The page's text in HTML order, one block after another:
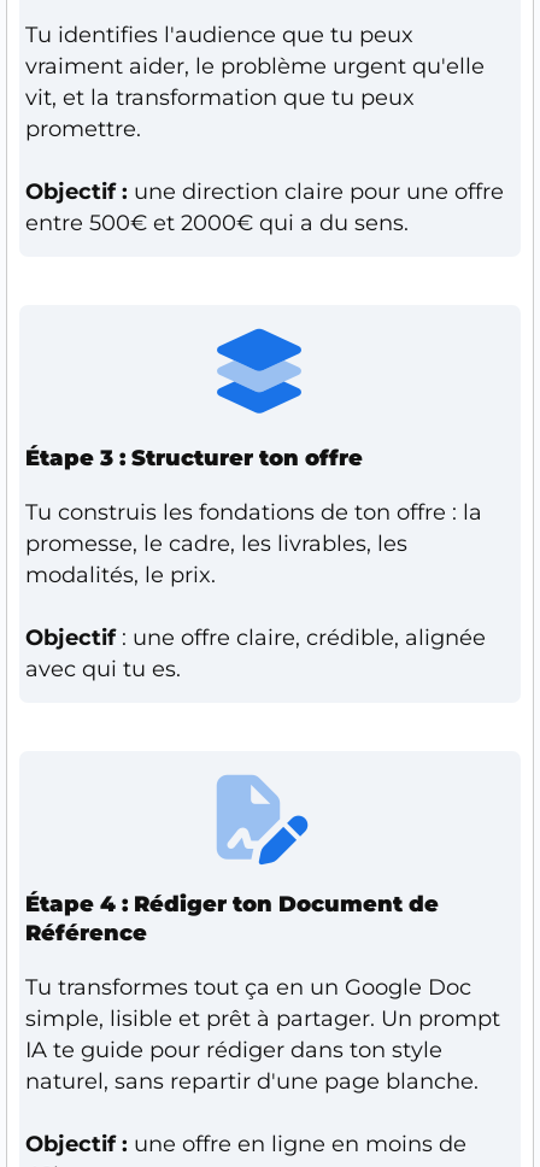
Tu identifies l'audience que tu peux
vraiment aider, le problème urgent qu'elle
vit, et la transformation que tu peux
promettre.
Objectif : une direction claire pour une offre
entre 500€ et 2000€ qui a du sens.
Étape 3 : Structurer ton offre
Tu construis les fondations de ton offre : la
promesse, le cadre, les livrables, les
modalités, le prix.
Objectif : une offre claire, crédible, alignée
avec qui tu es.
Étape 4 : Rédiger ton Document de
Référence
Tu transformes tout ça en un Google Doc
simple, lisible et prêt à partager. Un prompt
IA te guide pour rédiger dans ton style
naturel, sans repartir d'une page blanche.
Objectif : une offre en ligne en moins de